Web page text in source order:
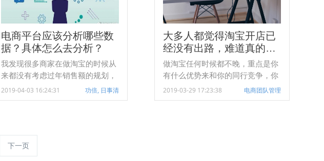
电商平台应该分析哪些数
据？具体怎么去分析？
我发现很多商家在做淘宝的时候从
来都没有考虑过年销售额的规划，
他们每天都在想怎么弄到流量、怎
么研究最新的获取流量的方法、怎
年销售额规划，就好比你在大海中
没有方向的划船，你虽然用尽了所
有的力气在划，但是，你可能永远
2019-04-03 16:24:31 功倍, 日事清
大多人都觉得淘宝开店已
经没有出路，难道真的是
这样吗？
做淘宝任何时候都不晚，重点是你
有什么优势来和你的同行竞争，你
所在的行业如今都在靠精细化运营
思维管理团队，你现在起身也不
2019-03-29 17:23:38 电商团队管理
下一页